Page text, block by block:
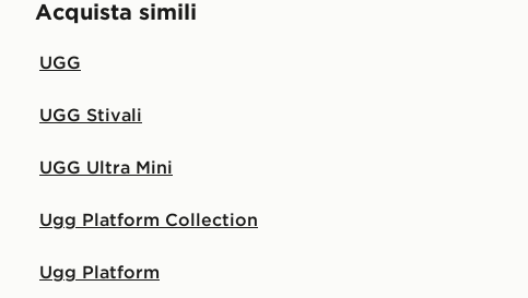
Acquista simili
UGG
UGG Stivali
UGG Ultra Mini
Ugg Platform Collection
Ugg Platform